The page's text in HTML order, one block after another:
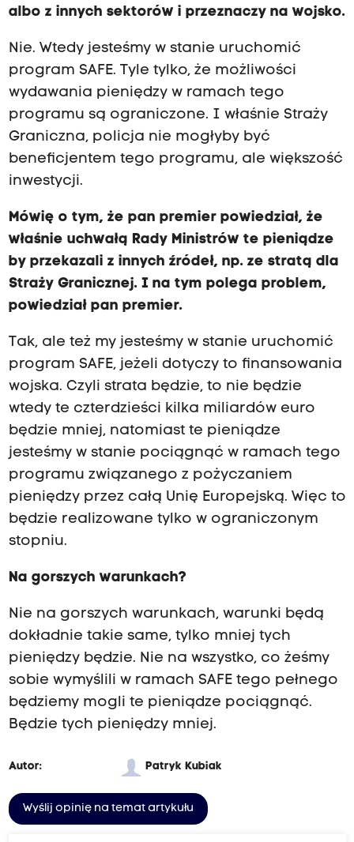
albo z innych sektorów i przeznaczy na wojsko.
Nie. Wtedy jesteśmy w stanie uruchomić
program SAFE. Tyle tylko, że możliwości
wydawania pieniędzy w ramach tego
programu są ograniczone. I właśnie Straży
Graniczna, policja nie mogłyby być
beneficjentem tego programu, ale większość
inwestycji.
Mówię o tym, że pan premier powiedział, że
właśnie uchwałą Rady Ministrów te pieniądze
by przekazali z innych źródeł, np. ze stratą dla
Straży Granicznej. I na tym polega problem,
powiedział pan premier.
Tak, ale też my jesteśmy w stanie uruchomić
program SAFE, jeżeli dotyczy to finansowania
wojska. Czyli strata będzie, to nie będzie
wtedy te czterdzieści kilka miliardów euro
będzie mniej, natomiast te pieniądze
jesteśmy w stanie pociągnąć w ramach tego
programu związanego z pożyczaniem
pieniędzy przez całą Unię Europejską. Więc to
będzie realizowane tylko w ograniczonym
stopniu.
Na gorszych warunkach?
Nie na gorszych warunkach, warunki będą
dokładnie takie same, tylko mniej tych
pieniędzy będzie. Nie na wszystko, co żeśmy
sobie wymyślili w ramach SAFE tego pełnego
będziemy mogli te pieniądze pociągnąć.
Będzie tych pieniędzy mniej.
Autor: Patryk Kubiak
Wyślij opinię na temat artykułu